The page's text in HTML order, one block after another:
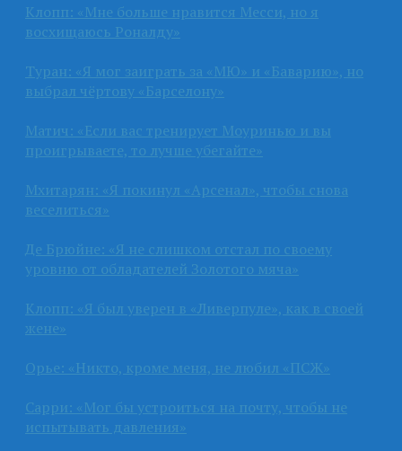
Клопп: «Мне больше нравится Месси, но я
восхищаюсь Роналду»
Туран: «Я мог заиграть за «МЮ» и «Баварию», но
выбрал чёртову «Барселону»
Матич: «Если вас тренирует Моуринью и вы
проигрываете, то лучше убегайте»
Мхитарян: «Я покинул «Арсенал», чтобы снова
веселиться»
Де Брюйне: «Я не слишком отстал по своему
уровню от обладателей Золотого мяча»
Клопп: «Я был уверен в «Ливерпуле», как в своей
жене»
Орье: «Никто, кроме меня, не любил «ПСЖ»
Сарри: «Мог бы устроиться на почту, чтобы не
испытывать давления»